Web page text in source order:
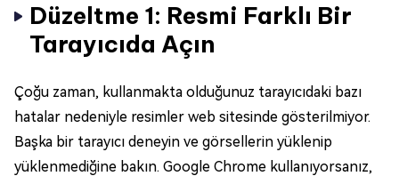
Düzeltme 1: Resmi Farklı Bir
Tarayıcıda Açın
Çoğu zaman, kullanmakta olduğunuz tarayıcıdaki bazı
hatalar nedeniyle resimler web sitesinde gösterilmiyor.
Başka bir tarayıcı deneyin ve görsellerin yüklenip
yüklenmediğine bakın. Google Chrome kullanıyorsanız,